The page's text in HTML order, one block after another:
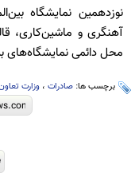
نوزدهمین نمایشگاه
محل دائمی نمایشگاه‌های
برچسب ها: صادرات ، وزارت